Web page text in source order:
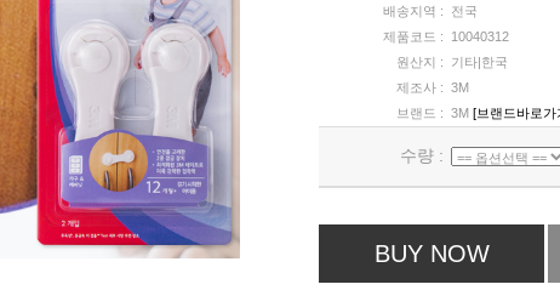
배송지역 :
전국
제품코드 :
10040312
원산지 :
기타|한국
제조사 : 3M
브랜드 : 3M [브랜드바로가
수량 :
BUY NOW